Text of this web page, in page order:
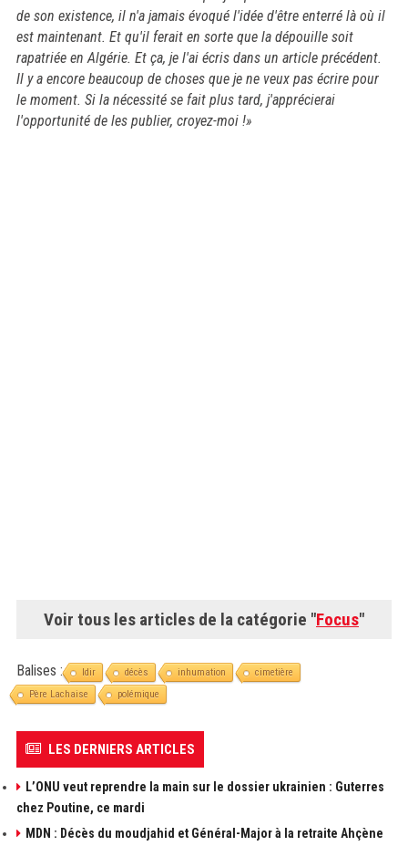
de son existence, il n'a jamais évoqué l'idée d'être enterré là où il
est maintenant. Et qu'il ferait en sorte que la dépouille soit
rapatriée en Algérie. Et ça, je l'ai écris dans un article précédent.
Il y a encore beaucoup de choses que je ne veux pas écrire pour
le moment. Si la nécessité se fait plus tard, j'apprécierai
l'opportunité de les publier, croyez-moi !»
Voir tous les articles de la catégorie "Focus"
Balises : Idir décès inhumation
cimetière
Père Lachaise
polémique
LES DERNIERS ARTICLES
L’ONU veut reprendre la main sur le dossier ukrainien : Guterres
chez Poutine, ce mardi
MDN : Décès du moudjahid et Général-Major à la retraite Ahçène